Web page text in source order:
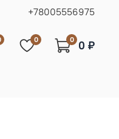
+78005556975
0 0 0 ₽